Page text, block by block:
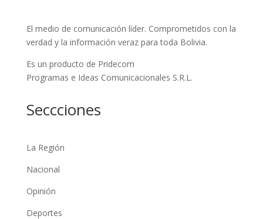
El medio de comunicación líder. Comprometidos con la
verdad y la información veraz para toda Bolivia.
Es un producto de Pridecom
Programas e Ideas Comunicacionales S.R.L.
Seccciones
La Región
Nacional
Opinión
Deportes